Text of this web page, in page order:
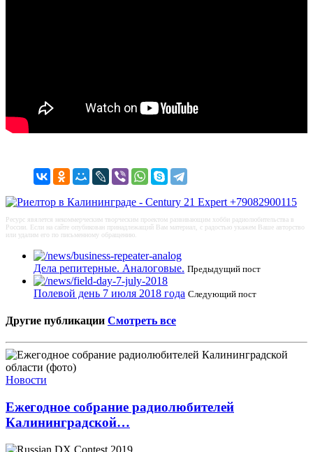
Ресурс явялется некоммерческим творческим проектом развивающим хобби радиолюбительства в
России. Если на сайте опубикован принадлежащий Вам материал, с радостью укажем Ваше авторство
или удалим его по письменному обращению.
Дела репитерные. Аналоговые. Предыдущий пост
Полевой день 7 июля 2018 года Следующий пост
Другие публикации Смотреть все
Новости
Ежегодное собрание радиолюбителей
Калининградской…